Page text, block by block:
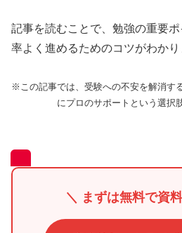
記事を読むことで、勉強の重要
率よく進めるためのコツがわかり
※この記事では、受験への不安を解消す
にプロのサポートという選択
＼ まずは無料で資